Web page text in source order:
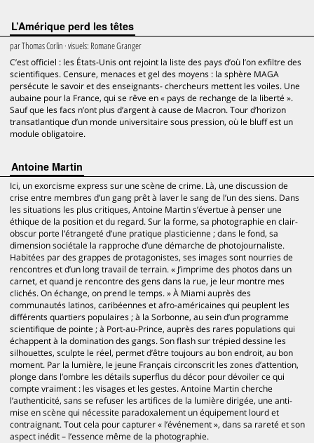
L’Amérique perd les têtes
parThomas Corlin · visuels: Romane Granger
C’est officiel : les États-Unis ont rejoint la liste des pays d’où l’on exfiltre des
scientifiques. Censure, menaces et gel des moyens : la sphère MAGA
persécute le savoir et des enseignants- chercheurs mettent les voiles. Une
aubaine pour la France, qui se rêve en « pays de rechange de la liberté ».
Sauf que les facs n’ont plus d’argent à cause de Macron. Tour d’horizon
transatlantique d’un monde universitaire sous pression, où le bluff est un
module obligatoire.
Antoine Martin
Ici, un exorcisme express sur une scène de crime. Là, une discussion de
crise entre membres d’un gang prêt à laver le sang de l’un des siens. Dans
les situations les plus critiques, Antoine Martin s’évertue à penser une
éthique de la position et du regard. Sur la forme, sa photographie en clair-
obscur porte l’étrangeté d’une pratique plasticienne ; dans le fond, sa
dimension sociétale la rapproche d’une démarche de photojournaliste.
Habitées par des grappes de protagonistes, ses images sont nourries de
rencontres et d’un long travail de terrain. « J’imprime des photos dans un
carnet, et quand je rencontre des gens dans la rue, je leur montre mes
clichés. On échange, on prend le temps. » À Miami auprès des
communautés latinos, caribéennes et afro-américaines qui peuplent les
différents quartiers populaires ; à la Sorbonne, au sein d’un programme
scientifique de pointe ; à Port-au-Prince, auprès des rares populations qui
échappent à la domination des gangs. Son flash sur trépied dessine les
silhouettes, sculpte le réel, permet d’être toujours au bon endroit, au bon
moment. Par la lumière, le jeune Français circonscrit les zones d’attention,
plonge dans l’ombre les détails superflus du décor pour dévoiler ce qui
compte vraiment : les visages et les gestes. Antoine Martin cherche
l’authenticité, sans se refuser les artifices de la lumière dirigée, une anti-
mise en scène qui nécessite paradoxalement un équipement lourd et
contraignant. Tout cela pour capturer « l’événement », dans sa rareté et son
aspect inédit – l’essence même de la photographie.